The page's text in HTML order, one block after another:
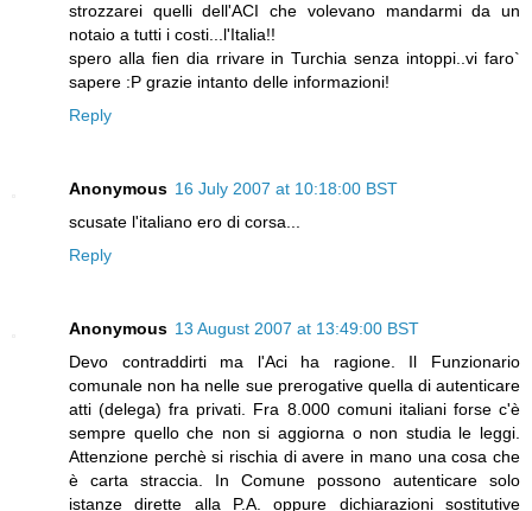
strozzarei quelli dell'ACI che volevano mandarmi da un
notaio a tutti i costi...l'Italia!!
spero alla fien dia rrivare in Turchia senza intoppi..vi faro`
sapere :P grazie intanto delle informazioni!
Reply
Anonymous 16 July 2007 at 10:18:00 BST
scusate l'italiano ero di corsa...
Reply
Anonymous 13 August 2007 at 13:49:00 BST
Devo contraddirti ma l'Aci ha ragione. Il Funzionario
comunale non ha nelle sue prerogative quella di autenticare
atti (delega) fra privati. Fra 8.000 comuni italiani forse c'è
sempre quello che non si aggiorna o non studia le leggi.
Attenzione perchè si rischia di avere in mano una cosa che
è carta straccia. In Comune possono autenticare solo
istanze dirette alla P.A. oppure dichiarazioni sostitutive